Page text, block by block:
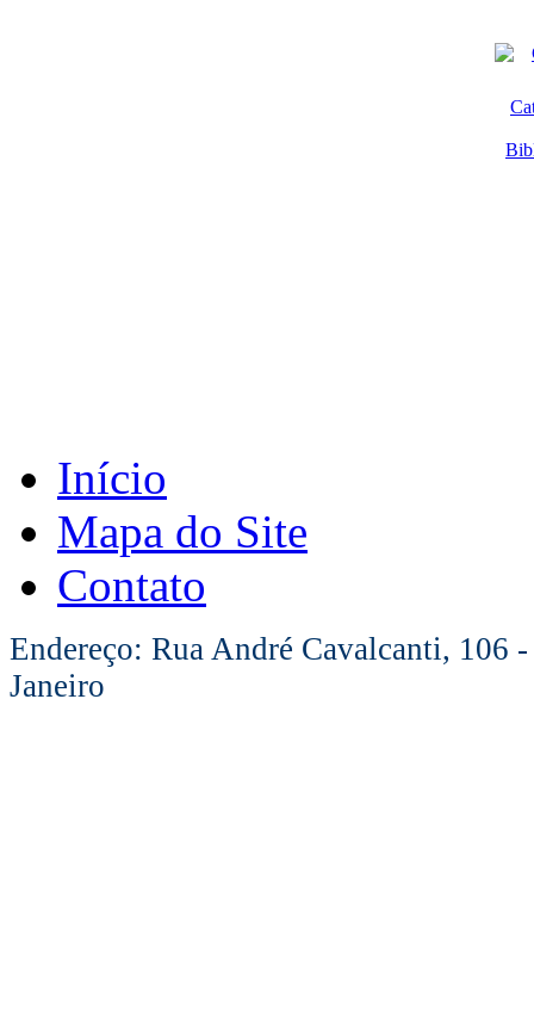
Início
Mapa do Site
Contato
Endereço: Rua André Cavalcanti, 106
Janeiro